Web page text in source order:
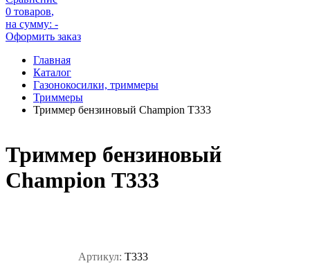
0 товаров,
на сумму: -
Оформить заказ
Главная
Каталог
Газонокосилки, триммеры
Триммеры
Триммер бензиновый Champion Т333
Триммер бензиновый
Champion Т333
Артикул: T333